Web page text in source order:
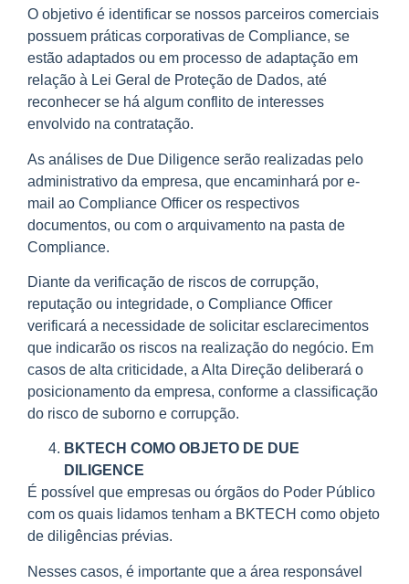
O objetivo é identificar se nossos parceiros comerciais
possuem práticas corporativas de Compliance, se
estão adaptados ou em processo de adaptação em
relação à Lei Geral de Proteção de Dados, até
reconhecer se há algum conflito de interesses
envolvido na contratação.
As análises de Due Diligence serão realizadas pelo
administrativo da empresa, que encaminhará por e-
mail ao Compliance Officer os respectivos
documentos, ou com o arquivamento na pasta de
Compliance.
Diante da verificação de riscos de corrupção,
reputação ou integridade, o Compliance Officer
verificará a necessidade de solicitar esclarecimentos
que indicarão os riscos na realização do negócio. Em
casos de alta criticidade, a Alta Direção deliberará o
posicionamento da empresa, conforme a classificação
do risco de suborno e corrupção.
BKTECH COMO OBJETO DE DUE
DILIGENCE
É possível que empresas ou órgãos do Poder Público
com os quais lidamos tenham a BKTECH como objeto
de diligências prévias.
Nesses casos, é importante que a área responsável